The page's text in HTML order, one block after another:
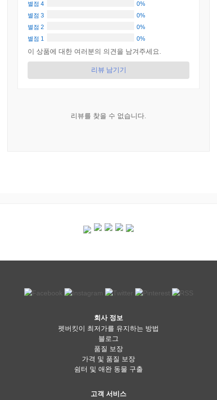
별점 4
0%
별점 3
0%
별점 2
0%
별점 1
0%
이 상품에 대한 여러분의 의견을 남겨주세요.
리뷰 남기기
리뷰를 찾을 수 없습니다.
회사 정보
펫버킷이 최저가를 유지하는 방법
블로그
품질 보장
가격 및 품질 보장
쉼터 및 애완 동물 구출
고객 서비스